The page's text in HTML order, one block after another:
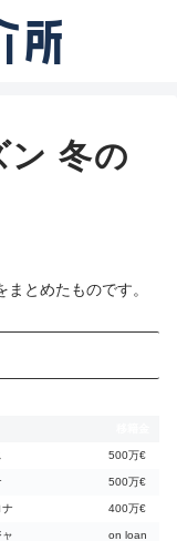
ン 冬の
とめたものです。
500万€
500万€
400万€
on loan